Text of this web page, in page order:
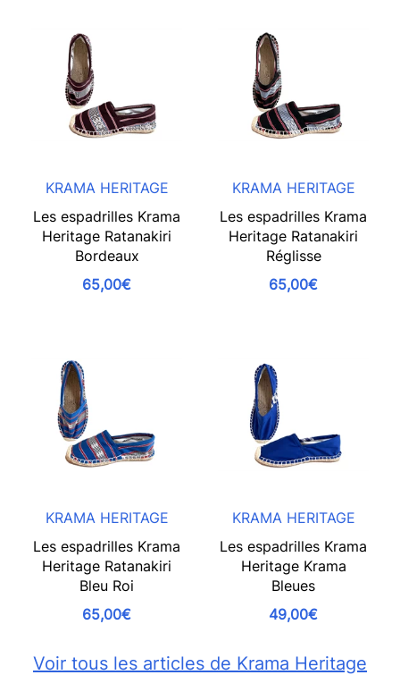
KRAMA HERITAGE
Les espadrilles Krama
Heritage Ratanakiri
Bordeaux
65,00€
KRAMA HERITAGE
Les espadrilles Krama
Heritage Ratanakiri
Réglisse
65,00€
KRAMA HERITAGE
Les espadrilles Krama
Heritage Ratanakiri
Bleu Roi
65,00€
KRAMA HERITAGE
Les espadrilles Krama
Heritage Krama
Bleues
49,00€
Voir tous les articles de Krama Heritage